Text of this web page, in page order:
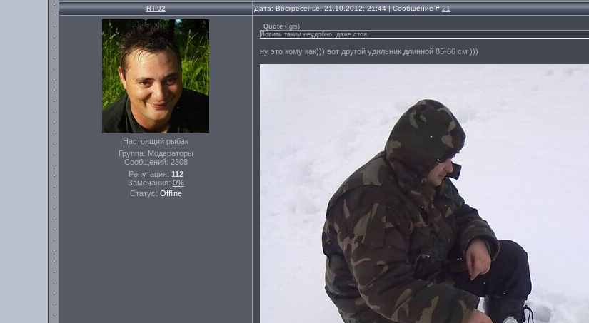
RT-02 Дата: Воскресенье, 21.10.2012, 21:44 | Сообщение #21
Настоящий рыбак
Группа: Модераторы
Сообщений: 2308
Репутация: 112
Замечания: 0%
Статус: Offline
Quote ( Igls)
Ловить таким неудобно, даже стоя.
ну это кому как))) вот другой удильник длинной 85-86 см )))